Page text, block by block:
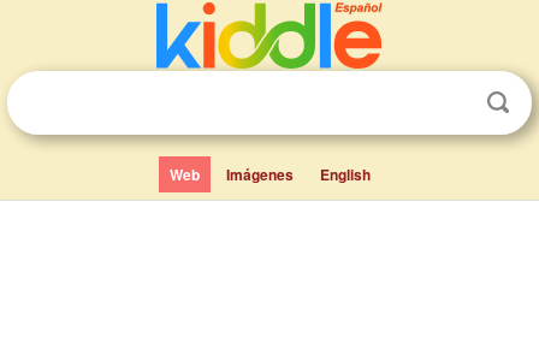
Web Imágenes English